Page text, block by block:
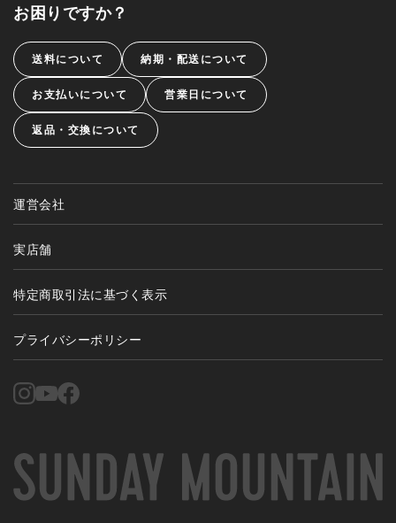
お困りですか？
送料について 納期・配送について
お支払いについて 営業日について
返品・交換について
運営会社
実店舗
特定商取引法に基づく表示
プライバシーポリシー